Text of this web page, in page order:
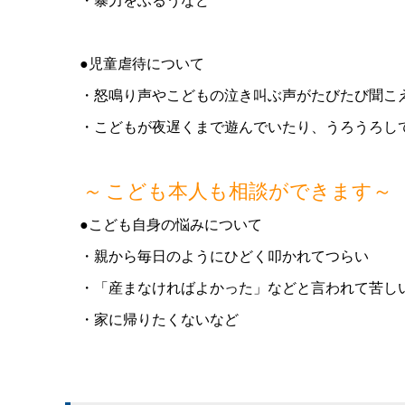
●児童虐待について
・怒鳴り声やこどもの泣き叫ぶ声がたびたび聞こ
・こどもが夜遅くまで遊んでいたり、うろうろし
～ こども本人も相談ができます～
●こども自身の悩みについて
・親から毎日のようにひどく叩かれてつらい
・「産まなければよかった」などと言われて苦し
・家に帰りたくないなど